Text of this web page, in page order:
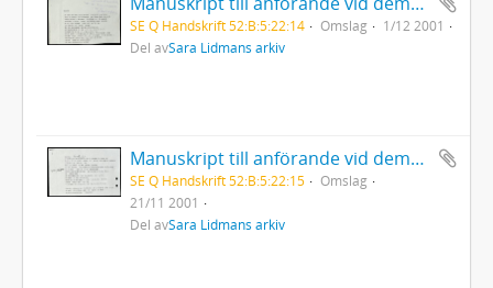
SE Q Handskrift 52:B:5:22:14 Omslag
1/12 2001
Del avSara Lidmans arkiv
Manuskript till anförande vid demonstration mot USA:s bombningar i Afghanistan I Umeå
SE Q Handskrift 52:B:5:22:15
Omslag
21/11 2001
Del avSara Lidmans arkiv